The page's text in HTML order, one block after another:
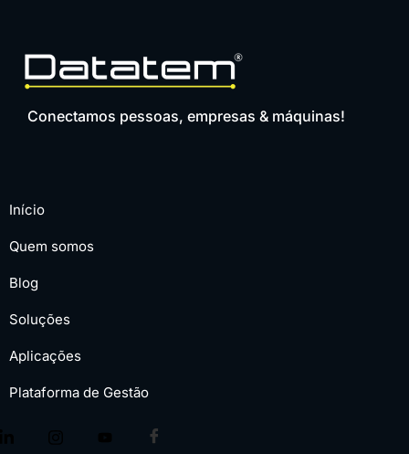
Conectamos pessoas, empresas & máquinas!
Início
Quem somos
Blog
Soluções
Aplicações
Plataforma de Gestão